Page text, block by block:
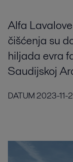
Alfa
čišćenja su
hiljada evra
Saudijskoj
DATUM2023-11-